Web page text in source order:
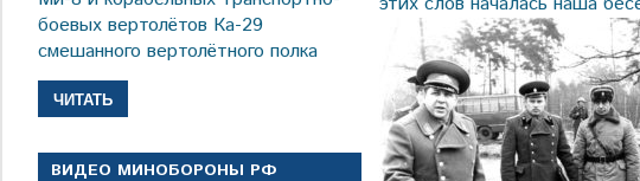
боевых вертолётов Ка-29
смешанного вертолётного полка
ЧИТАТЬ
ВИДЕО МИНОБОРОНЫ РФ